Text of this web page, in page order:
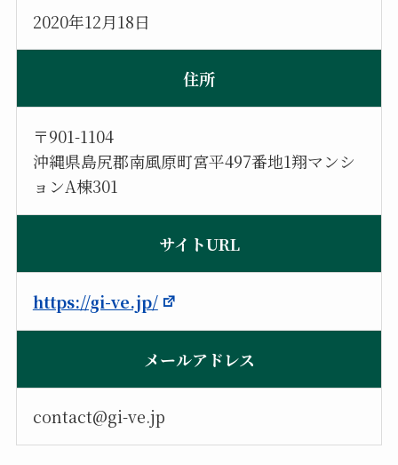
2020年12月18日
住所
〒901-1104
沖縄県島尻郡南風原町宮平497番地1翔マンシ
ョンA棟301
サイトURL
https://gi-ve.jp/
メールアドレス
contact@gi-ve.jp